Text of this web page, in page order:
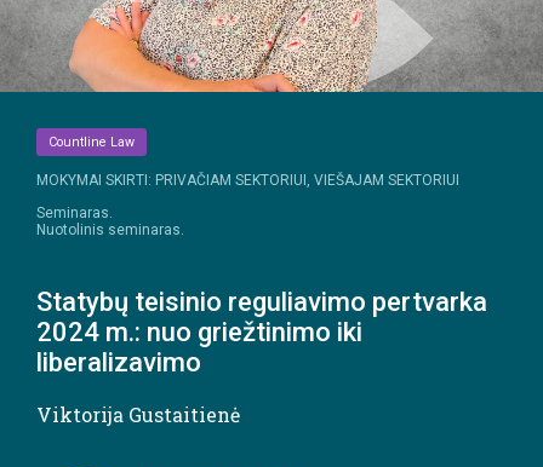
Countline Law
MOKYMAI SKIRTI: PRIVAČIAM SEKTORIUI, VIEŠAJAM SEKTORIUI
Seminaras.
Nuotolinis seminaras.
Statybų teisinio reguliavimo pertvarka
2024 m.: nuo griežtinimo iki
liberalizavimo
Viktorija Gustaitienė